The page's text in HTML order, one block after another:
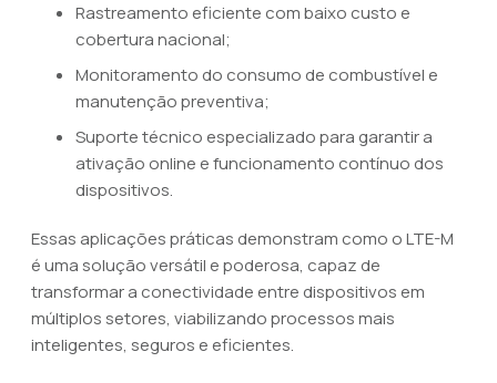
Rastreamento eficiente com baixo custo e
cobertura nacional;
Monitoramento do consumo de combustível e
manutenção preventiva;
Suporte técnico especializado para garantir a
ativação online e funcionamento contínuo dos
dispositivos.
Essas aplicações práticas demonstram como o LTE-M
é uma solução versátil e poderosa, capaz de
transformar a conectividade entre dispositivos em
múltiplos setores, viabilizando processos mais
inteligentes, seguros e eficientes.